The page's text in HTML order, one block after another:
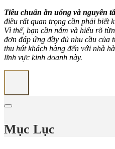
Tiêu chuẩn ăn uống và nguyên
điều rất quan trọng cần phải biết
Vì thế, bạn cần nắm và hiểu rõ
đơn đáp ứng đầy đủ nhu cầu của
thu hút khách hàng đến với nhà
lĩnh vực kinh doanh này.
Mục Lục